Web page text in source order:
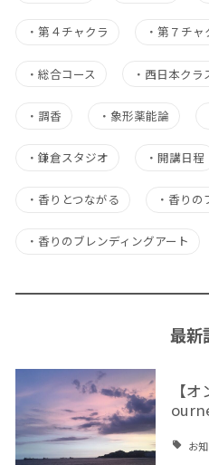
・ 第４チャクラ ・第７チャ
・ 総合コース ・ 西日本クラ
・ 調香 ・ 象形薬能論
・ 鎌倉スタジオ ・開講日程
・ 香りとつながる ・ 香りの
・ 香りのブレンディングアート
最新
【
お